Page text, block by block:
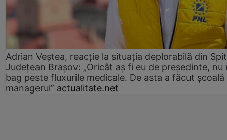
Adrian Veștea, reacție la situația deplorabilă din
Județean Brașov: „Oricât aș fi eu de președinte, nu
bag peste fluxurile medicale. De asta a făcut școală
managerul” actualitate.net